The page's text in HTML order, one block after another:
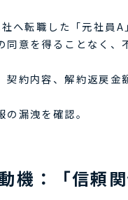
へ転職した「元社員
同意を得ることなく、
契約内容、解約返戻金
漏洩を確認。
機：「信頼